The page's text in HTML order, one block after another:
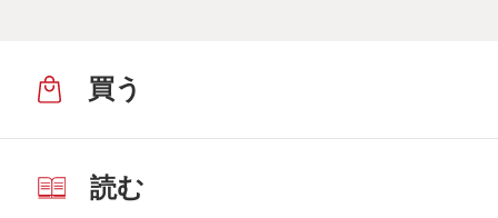
買う
読む